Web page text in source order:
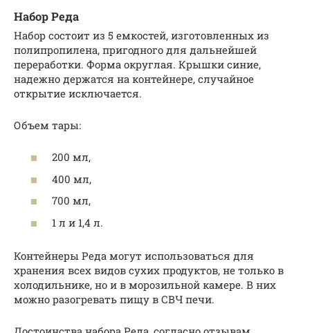
Набор Реда
Набор состоит из 5 емкостей, изготовленных из
полипропилена, пригодного для дальнейшей
переработки. Форма округлая. Крышки синие,
надежно держатся на контейнере, случайное
открытие исключается.
Объем тары:
200 мл,
400 мл,
700 мл,
1 л и 1,4 л.
Контейнеры Реда могут использоваться для
хранения всех видов сухих продуктов, не только в
холодильнике, но и в морозильной камере. В них
можно разогревать пищу в СВЧ печи.